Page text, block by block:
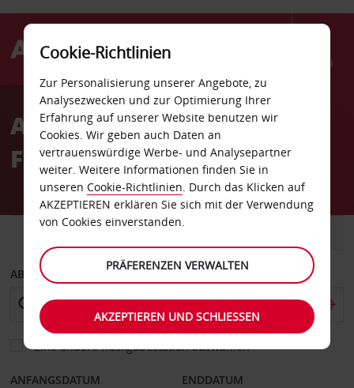
Menü
AvisAutovermietung Dresden
Flughafen
ABHOLEN VON
Eine andere Rückgabestation auswählen
ANFANGSDATUM ENDDATUM
Cookie-Richtlinien
Zur Personalisierung unserer Angebote, zu
Analysezwecken und zur Optimierung Ihrer
Erfahrung auf unserer Website benutzen wir
Cookies. Wir geben auch Daten an
vertrauenswürdige Werbe- und Analysepartner
weiter. Weitere Informationen finden Sie in
unseren Cookie-Richtlinien. Durch das Klicken auf
AKZEPTIEREN erklären Sie sich mit der Verwendung
von Cookies einverstanden.
PRÄFERENZEN VERWALTEN
AKZEPTIEREN UND SCHLIESSEN